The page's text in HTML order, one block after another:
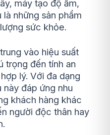
máy tạo độ ẩm,
những sản phẩm
sức khỏe.
vào hiệu suất
trọng đến tính an
lý. Với đa dạng
này đáp ứng nhu
khách hàng khác
người độc thân hay